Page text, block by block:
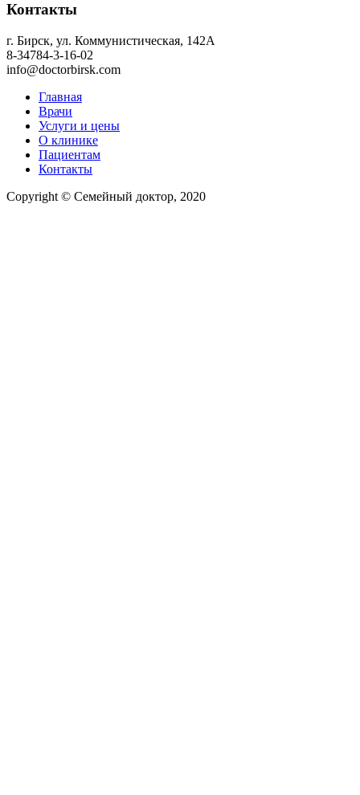
Контакты
г. Бирск, ул. Коммунистическая, 142А
8-34784-3-16-02
info@doctorbirsk.com
Главная
Врачи
Услуги и цены
О клинике
Пациентам
Контакты
Copyright © Семейный доктор, 2020